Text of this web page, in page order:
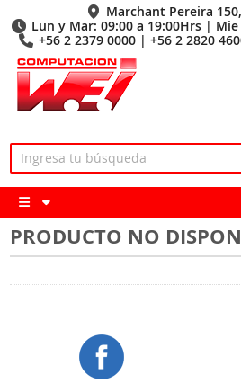
Marchant Pereira
Lun y Mar: 09:00 a 19:00Hrs | Mie
+56 2 2379 0000 | +56 2 2820
PRODUCTO NO